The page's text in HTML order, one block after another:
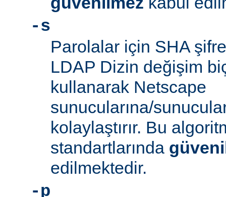
-s
Parolalar için SHA
LDAP Dizin değişim
kullanarak Netscape
sunucularına/
kolaylaştırır. Bu
standartlarında
edilmektedir.
-p